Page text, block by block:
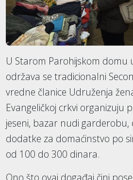
U Starom Parohijskom domu
održava se tradicionalni
vredne članice Udruženja
Evangeličkoj crkvi organizuju
jeseni, bazar nudi garderobu,
dodatke za domaćinstvo po
od 100 do 300 dinara.